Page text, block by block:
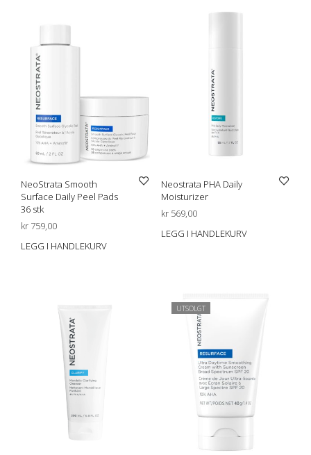
NeoStrata Smooth
Surface Daily Peel Pads
36 stk
kr 759,00
LEGG I HANDLEKURV
Neostrata PHA Daily
Moisturizer
kr569,00
LEGG I HANDLEKURV
UTSOLGT